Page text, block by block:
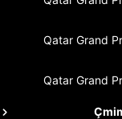
Qatar Grand
Qatar Grand